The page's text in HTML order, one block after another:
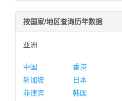
按国家/地区查询历年数据
亚洲
中国 香港
新加坡
日本
菲律宾
韩国